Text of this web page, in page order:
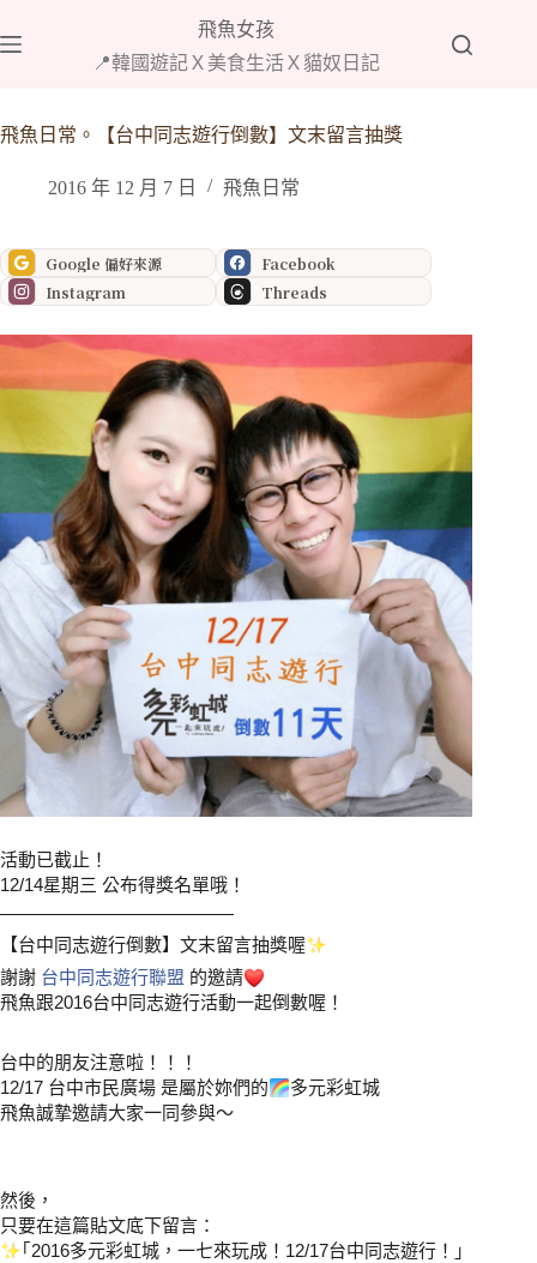
至
內
飛魚女孩
📍韓國遊記Ｘ美食生活Ｘ貓奴日記
飛魚日常。【台中同志遊行倒數】文末留言抽獎
2016 年 12 月 7 日 飛魚日常
Google 偏好來源
Facebook
Instagram
Threads
活動已截止！
12/14星期三 公布得獎名單哦！
—————————————
【台中同志遊行倒數】文末留言抽獎喔✨
謝謝 台中同志遊行聯盟 的邀請❤
飛魚跟2016台中同志遊行活動一起倒數喔！
台中的朋友注意啦！！！
12/17 台中市民廣場 是屬於妳們的🌈多元彩虹城
飛魚誠摯邀請大家一同參與～
然後，
只要在這篇貼文底下留言：
✨ ｢2016多元彩虹城，一七來玩成！12/17台中同志遊行！｣